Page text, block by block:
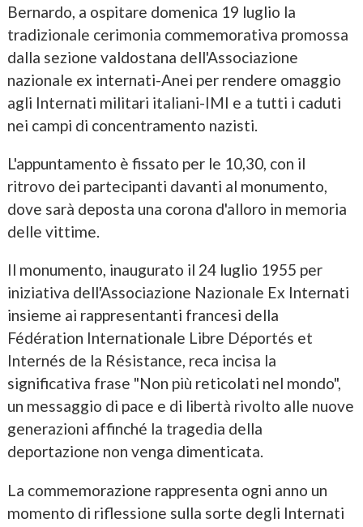
Bernardo, a ospitare domenica 19 luglio la
tradizionale cerimonia commemorativa promossa
dalla sezione valdostana dell'Associazione
nazionale ex internati-Anei per rendere omaggio
agli Internati militari italiani-IMI e a tutti i caduti
nei campi di concentramento nazisti.
L'appuntamento è fissato per le 10,30, con il
ritrovo dei partecipanti davanti al monumento,
dove sarà deposta una corona d'alloro in memoria
delle vittime.
Il monumento, inaugurato il 24 luglio 1955 per
iniziativa dell'Associazione Nazionale Ex Internati
insieme ai rappresentanti francesi della
Fédération Internationale Libre Déportés et
Internés de la Résistance, reca incisa la
significativa frase "Non più reticolati nel mondo",
un messaggio di pace e di libertà rivolto alle nuove
generazioni affinché la tragedia della
deportazione non venga dimenticata.
La commemorazione rappresenta ogni anno un
momento di riflessione sulla sorte degli Internati